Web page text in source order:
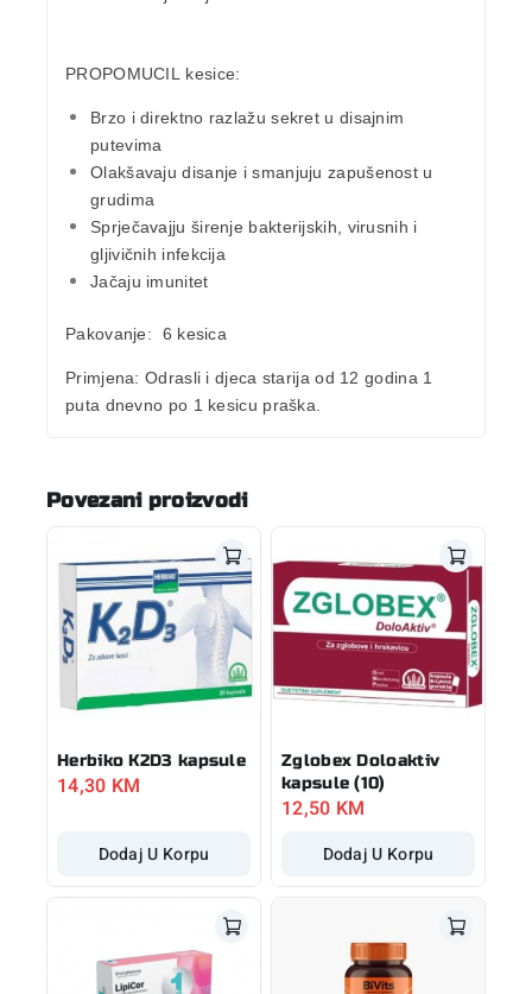
PROPOMUCIL kesice:
Brzo i direktno razlažu sekret u disajnim
putevima
Olakšavaju disanje i smanjuju zapušenost u
grudima
Sprječavajju širenje bakterijskih, virusnih i
gljivičnih infekcija
Jačaju imunitet
Pakovanje: 6 kesica
Primjena: Odrasli i djeca starija od 12 godina 1
puta dnevno po 1 kesicu praška.
Povezani proizvodi
Herbiko K2D3 kapsule
14,30 KM
Dodaj U Korpu
Zglobex Doloaktiv
kapsule (10)
12,50 KM
Dodaj U Korpu